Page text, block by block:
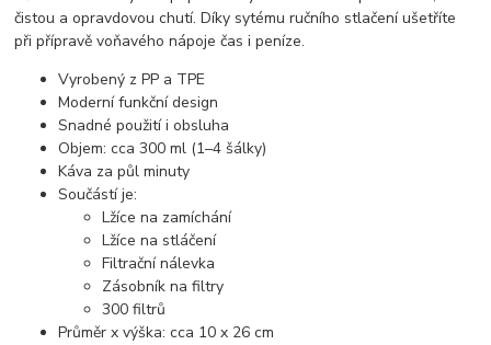
čistou a opravdovou chutí. Díky sytému ručního stlačení ušetříte
při přípravě voňavého nápoje čas i peníze.
Vyrobený z PP a TPE
Moderní funkční design
Snadné použití i obsluha
Objem: cca 300 ml (1–4 šálky)
Káva za půl minuty
Součástí je:
Lžíce na zamíchání
Lžíce na stláčení
Filtrační nálevka
Zásobník na filtry
300 filtrů
Průměr x výška: cca 10 x 26 cm